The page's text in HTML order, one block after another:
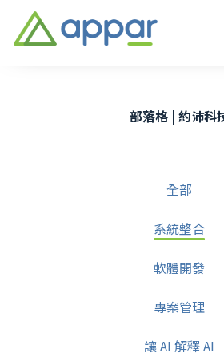
部落格 | 約沛科
全部
系統整合
軟體開發
專案管理
讓 AI 解釋 AI